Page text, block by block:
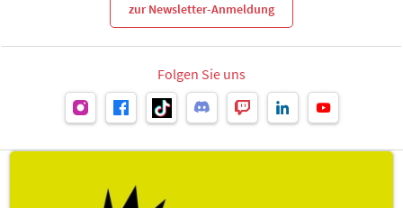
zur Newsletter-Anmeldung
Folgen Sie uns